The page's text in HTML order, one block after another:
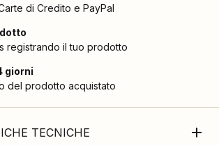
di Credito e PayPal
registrando il tuo prodotto
giorni
del prodotto acquistato
TECNICHE